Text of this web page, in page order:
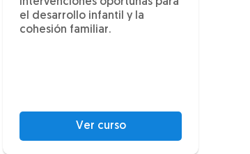
el desarrollo infantil y la
cohesión familiar.
Ver curso